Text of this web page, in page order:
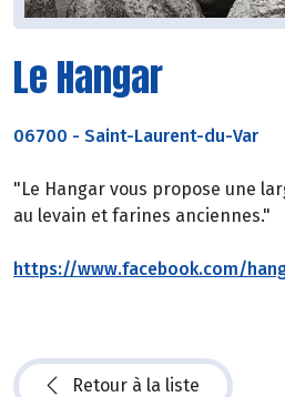
Le Hangar
06700 - Saint-Laurent-du-Var
"Le Hangar vous propose une
au levain et farines anciennes."
https://www.facebook.com/
Retour à la liste